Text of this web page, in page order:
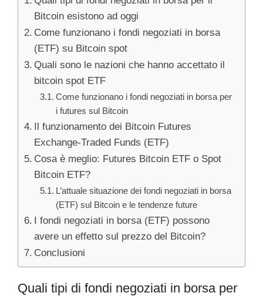
Bitcoin esistono ad oggi
Come funzionano i fondi negoziati in borsa
(ETF) su Bitcoin spot
Quali sono le nazioni che hanno accettato il
bitcoin spot ETF
Come funzionano i fondi negoziati in borsa per
i futures sul Bitcoin
Il funzionamento dei Bitcoin Futures
Exchange-Traded Funds (ETF)
Cosa è meglio: Futures Bitcoin ETF o Spot
Bitcoin ETF?
L’attuale situazione dei fondi negoziati in borsa
(ETF) sul Bitcoin e le tendenze future
I fondi negoziati in borsa (ETF) possono
avere un effetto sul prezzo del Bitcoin?
Conclusioni
Quali tipi di fondi negoziati in borsa per